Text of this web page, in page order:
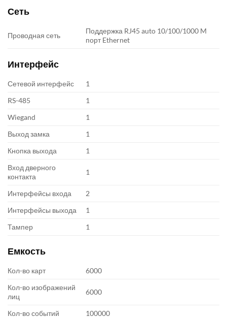
Сеть
Проводная сеть
Поддержка RJ45 auto 10/100/1000 M
порт Ethernet
Интерфейс
Сетевой интерфейс
1
RS-485
1
Wiegand
1
Выход замка
1
Кнопка выхода
1
Вход дверного
контакта
1
Интерфейсы входа
2
Интерфейсы выхода
1
Тампер
1
Емкость
Кол-во карт
6000
Кол-во изображений
лиц
6000
Кол-во событий 100000